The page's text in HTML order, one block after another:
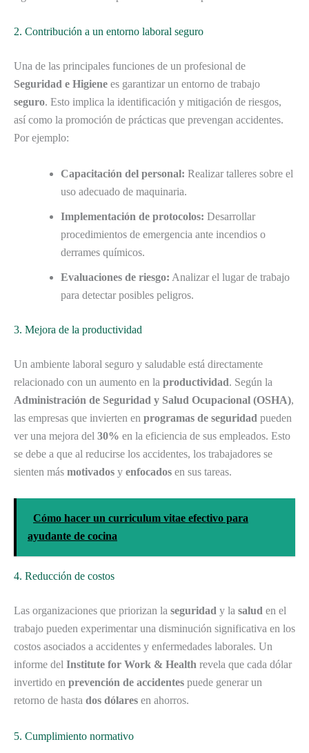
2. Contribución a un entorno laboral seguro
Una de las principales funciones de un profesional de
Seguridad e Higiene es garantizar un entorno de trabajo
seguro. Esto implica la identificación y mitigación de riesgos,
así como la promoción de prácticas que prevengan accidentes.
Por ejemplo:
Capacitación del personal: Realizar talleres sobre el
uso adecuado de maquinaria.
Implementación de protocolos: Desarrollar
procedimientos de emergencia ante incendios o
derrames químicos.
Evaluaciones de riesgo: Analizar el lugar de trabajo
para detectar posibles peligros.
3. Mejora de la productividad
Un ambiente laboral seguro y saludable está directamente
relacionado con un aumento en la productividad. Según la
Administración de Seguridad y Salud Ocupacional (OSHA),
las empresas que invierten en programas de seguridad pueden
ver una mejora del 30% en la eficiencia de sus empleados. Esto
se debe a que al reducirse los accidentes, los trabajadores se
sienten más motivados y enfocados en sus tareas.
Cómo hacer un curriculum vitae efectivo para
ayudante de cocina
4. Reducción de costos
Las organizaciones que priorizan la seguridad y la salud en el
trabajo pueden experimentar una disminución significativa en los
costos asociados a accidentes y enfermedades laborales. Un
informe del Institute for Work & Health revela que cada dólar
invertido en prevención de accidentes puede generar un
retorno de hasta dos dólares en ahorros.
5. Cumplimiento normativo